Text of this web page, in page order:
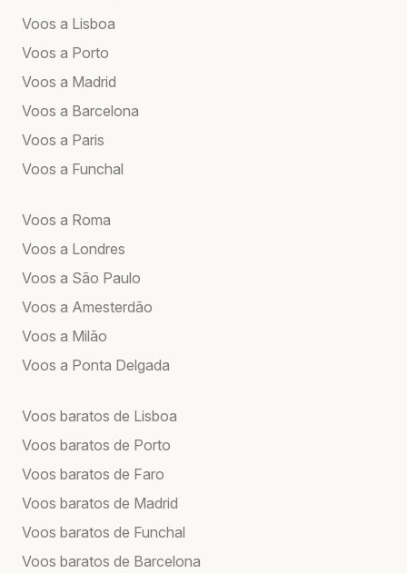
Voos a Lisboa
Voos a Porto
Voos a Madrid
Voos a Barcelona
Voos a Paris
Voos a Funchal
Voos a Roma
Voos a Londres
Voos a São Paulo
Voos a Amesterdão
Voos a Milão
Voos a Ponta Delgada
Voos baratos de Lisboa
Voos baratos de Porto
Voos baratos de Faro
Voos baratos de Madrid
Voos baratos de Funchal
Voos baratos de Barcelona